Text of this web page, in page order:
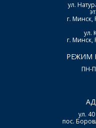
ул.
г. Минск,
ул.
г. Минск,
РЕЖИМ
ПН-
ул.
пос.